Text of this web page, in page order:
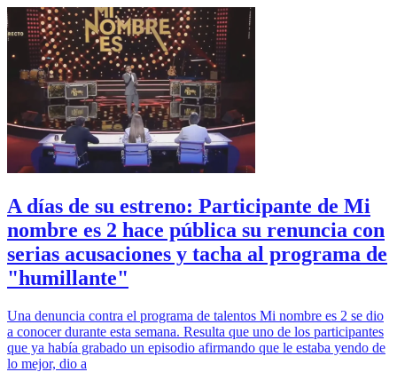
A días de su estreno: Participante de Mi
nombre es 2 hace pública su renuncia con
serias acusaciones y tacha al programa de
"humillante"
Una denuncia contra el programa de talentos Mi nombre es 2 se dio
a conocer durante esta semana. Resulta que uno de los participantes
que ya había grabado un episodio afirmando que le estaba yendo de
lo mejor, dio a